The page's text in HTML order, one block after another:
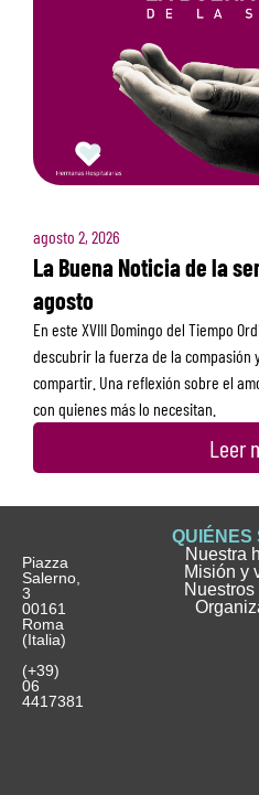
agosto 2, 2026
La Buena Noticia de la
agosto
En este XVIII Domingo del Tiempo
descubrir la fuerza de la compasión
compartir. Una reflexión sobre el
con quienes más lo necesitan.
Leer
Piazza
Salerno,
3
00161
Roma
(Italia)
(+39)
06
4417381
QUIÉNES
Nuestra
Misión y
Nuestros